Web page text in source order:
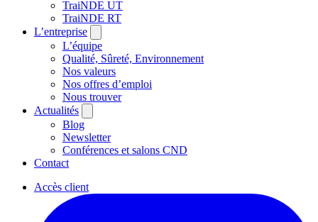
TraiNDE UT
TraiNDE RT
L’entreprise
L’équipe
Qualité, Sûreté, Environnement
Nos valeurs
Nos offres d’emploi
Nous trouver
Actualités
Blog
Newsletter
Conférences et salons CND
Contact
Accès client